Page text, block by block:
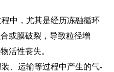
中，尤其是经历冻融循环
或膜破裂，导致粒径增
活性丧失。
、运输等过程中产生的气-